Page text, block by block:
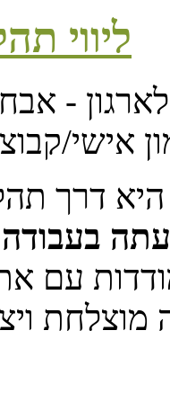
ליווי
-
היא דרך
בעבודה
עם